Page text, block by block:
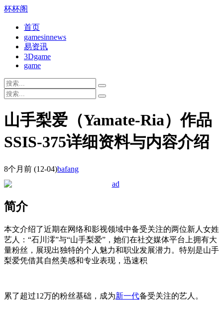
杯杯阁
首页
gamesinnews
易资讯
3Dgame
game
山手梨爱（Yamate-Ria）作品
SSIS-375详细资料与内容介绍
8个月前 (12-04)bafang
简介
本文介绍了近期在网络和影视领域中备受关注的两位新人女姓
艺人：“石川澪”与“山手梨爱”，她们在社交媒体平台上拥有大
量粉丝，展现出独特的个人魅力和职业发展潜力。特别是山手
梨爱凭借其自然美感和专业表现，迅速积
累了超过12万的粉丝基础，成为新一代备受关注的艺人。